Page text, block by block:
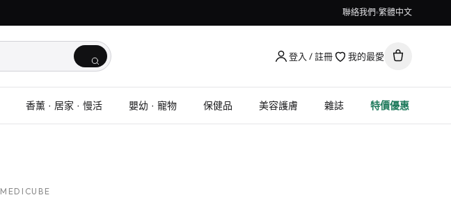
聯絡我們 繁體中文
登入 / 註冊 我的最愛
香薰 · 居家 · 慢活 嬰幼 · 寵物 保健品 美容護膚 雜誌 特價優惠
MEDICUBE